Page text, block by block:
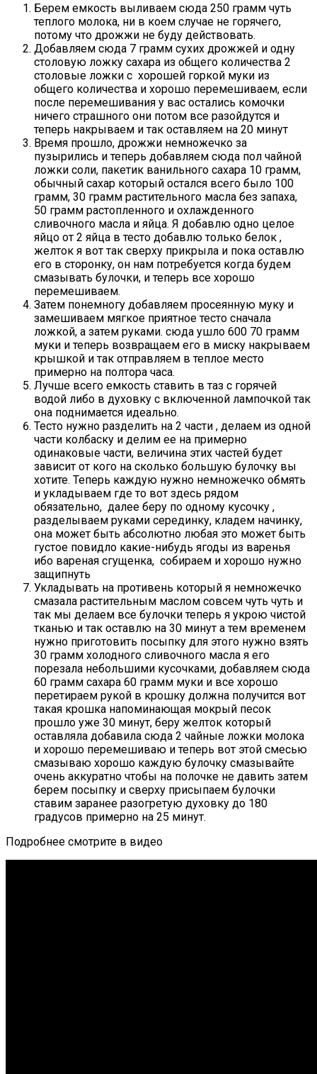
Берем емкость выливаем сюда 250 грамм чуть
теплого молока, ни в коем случае не горячего,
потому что дрожжи не буду действовать.
Добавляем сюда 7 грамм сухих дрожжей и одну
столовую ложку сахара из общего количества 2
столовые ложки с хорошей горкой муки из
общего количества и хорошо перемешиваем, если
после перемешивания у вас остались комочки
ничего страшного они потом все разойдутся и
теперь накрываем и так оставляем на 20 минут
Время прошло, дрожжи немножечко за
пузырились и теперь добавляем сюда пол чайной
ложки соли, пакетик ванильного сахара 10 грамм,
обычный сахар который остался всего было 100
грамм, 30 грамм растительного масла без запаха,
50 грамм растопленного и охлажденного
сливочного масла и яйца. Я добавлю одно целое
яйцо от 2 яйца в тесто добавлю только белок ,
желток я вот так сверху прикрыла и пока оставлю
его в сторонку, он нам потребуется когда будем
смазывать булочки, и теперь все хорошо
перемешиваем.
Затем понемногу добавляем просеянную муку и
замешиваем мягкое приятное тесто сначала
ложкой, а затем руками. сюда ушло 600 70 грамм
муки и теперь возвращаем его в миску накрываем
крышкой и так отправляем в теплое место
примерно на полтора часа.
Лучше всего емкость ставить в таз с горячей
водой либо в духовку с включенной лампочкой так
она поднимается идеально.
Тесто нужно разделить на 2 части , делаем из одной
части колбаску и делим ее на примерно
одинаковые части, величина этих частей будет
зависит от кого на сколько большую булочку вы
хотите. Теперь каждую нужно немножечко обмять
и укладываем где то вот здесь рядом
обязательно, далее беру по одному кусочку ,
разделываем руками серединку, кладем начинку,
она может быть абсолютно любая это может быть
густое повидло какие-нибудь ягоды из варенья
ибо вареная сгущенка, собираем и хорошо нужно
защипнуть
Укладывать на противень который я немножечко
смазала растительным маслом совсем чуть чуть и
так мы делаем все булочки теперь я укрою чистой
тканью и так оставлю на 30 минут а тем временем
нужно приготовить посыпку для этого нужно взять
30 грамм холодного сливочного масла я его
порезала небольшими кусочками, добавляем сюда
60 грамм сахара 60 грамм муки и все хорошо
перетираем рукой в крошку должна получится вот
такая крошка напоминающая мокрый песок
прошло уже 30 минут, беру желток который
оставляла добавила сюда 2 чайные ложки молока
и хорошо перемешиваю и теперь вот этой смесью
смазываю хорошо каждую булочку смазывайте
очень аккуратно чтобы на полочке не давить затем
берем посыпку и сверху присыпаем булочки
ставим заранее разогретую духовку до 180
градусов примерно на 25 минут.
Подробнее смотрите в видео